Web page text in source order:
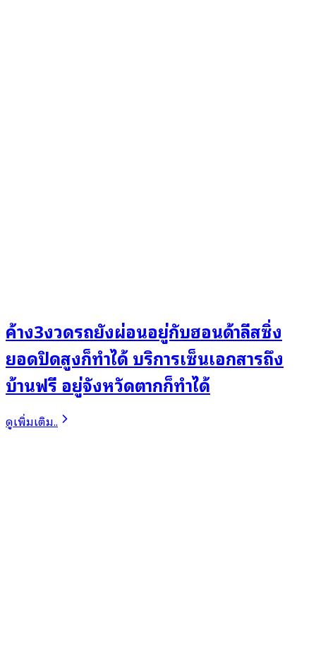
ค้าง3งวดรถยังผ่อนอยู่กับฮอนด้าลีสซิ่ง
ยอดปิดสูงก็ทำได้ บริการเซ็นเอกสารถึง
บ้านฟรี อยู่จังหวัดตากก็ทำได้
ดูเพิ่มเติม..